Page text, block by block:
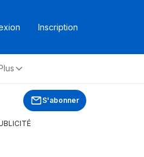
Inscription
S'abonner